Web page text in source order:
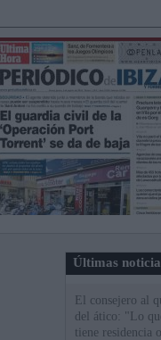
Últimas
El consejero al
del ático: "Lo
tiene residencia